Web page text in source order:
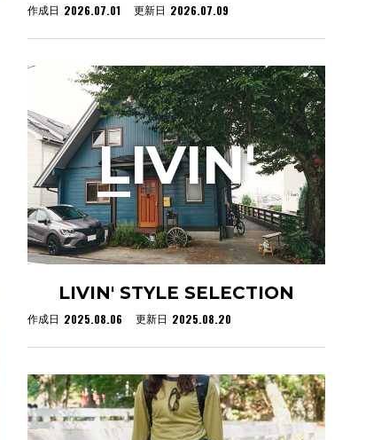
作成日 2026.07.01 更新日 2026.07.09
LIVIN' STYLE SELECTION
作成日 2025.08.06 更新日 2025.08.20
LIVIN'